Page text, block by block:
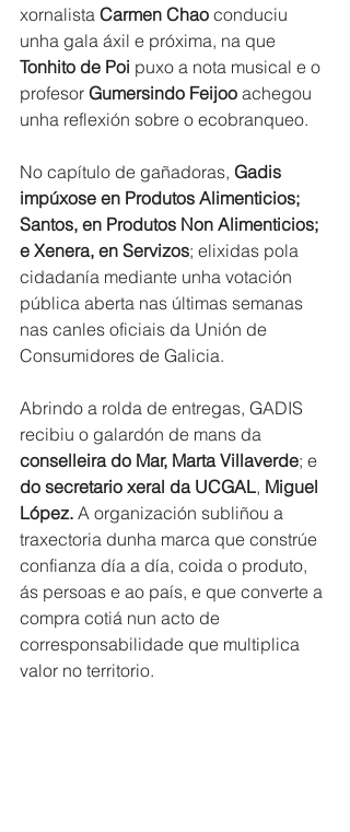
xornalista Carmen Chao conduciu
unha gala áxil e próxima, na que
Tonhito de Poi puxo a nota musical e o
profesor Gumersindo Feijoo achegou
unha reflexión sobre o ecobranqueo.
No capítulo de gañadoras, Gadis
impúxose en Produtos Alimenticios;
Santos, en Produtos Non Alimenticios;
e Xenera, en Servizos; elixidas pola
cidadanía mediante unha votación
pública aberta nas últimas semanas
nas canles oficiais da Unión de
Consumidores de Galicia.
Abrindo a rolda de entregas, GADIS
recibiu o galardón de mans da
conselleira do Mar, Marta Villaverde; e
do secretario xeral da UCGAL, Miguel
López. A organización subliñou a
traxectoria dunha marca que constrúe
confianza día a día, coida o produto,
ás persoas e ao país, e que converte a
compra cotiá nun acto de
corresponsabilidade que multiplica
valor no territorio.